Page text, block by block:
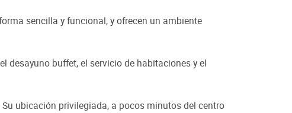
sencilla y funcional, y ofrecen un ambiente
desayuno buffet, el servicio de habitaciones y el
ubicación privilegiada, a pocos minutos del centro